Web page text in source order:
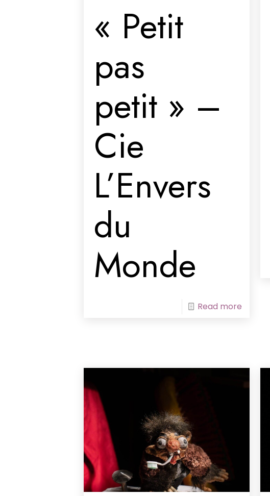
« Petit
pas
petit » –
Cie
L’Envers
du
Monde
Read more